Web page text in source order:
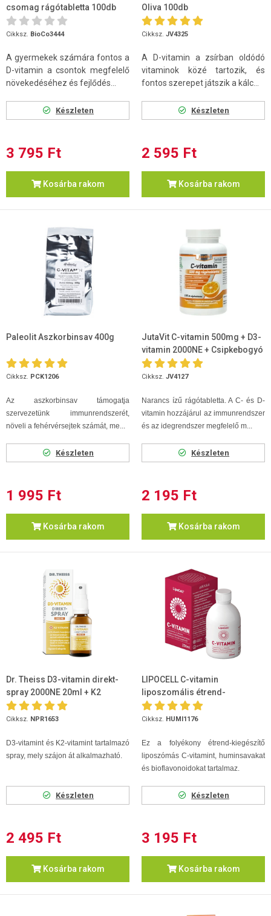
csomag rágótabletta 100db
Cikksz. BioCo3444
A gyermekek számára fontos a
D-vitamin a csontok megfelelő
növekedéséhez és fejlődés...
Készleten
3 795 Ft
Kosárba rakom
Oliva 100db
Cikksz. JV4325
A D-vitamin a zsírban oldódó
vitaminok közé tartozik, és
fontos szerepet játszik a kálc...
Készleten
2 595 Ft
Kosárba rakom
Paleolit Aszkorbinsav 400g
Cikksz. PCK1206
Az aszkorbinsav támogatja
szervezetünk immunrendszerét,
növeli a fehérvérsejtek számát, me...
Készleten
1 995 Ft
Kosárba rakom
JutaVit C-vitamin 500mg + D3-
vitamin 2000NE + Csipkebogyó
kivonat rágótabletta 100db
Cikksz. JV4127
Narancs ízű rágótabletta. A C- és D-
vitamin hozzájárul az immunrendszer
és az idegrendszer megfelelő m...
Készleten
2 195 Ft
Kosárba rakom
Dr. Theiss D3-vitamin direkt-
spray 2000NE 20ml + K2
vitamin
Cikksz. NPR1653
D3-vitamint és K2-vitamint tartalmazó
spray, mely szájon át alkalmazható.
Készleten
2 495 Ft
Kosárba rakom
LIPOCELL C-vitamin
liposzomális étrend-
kiegészítő 250ml
Cikksz. HUMI1176
Ez a folyékony étrend-kiegészítő
liposzómás C-vitamint, huminsavakat
és bioflavonoidokat tartalmaz.
Készleten
3 195 Ft
Kosárba rakom